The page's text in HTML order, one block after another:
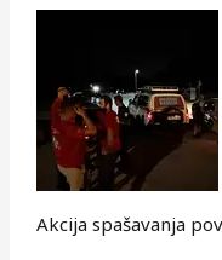
Akcija spašavanja